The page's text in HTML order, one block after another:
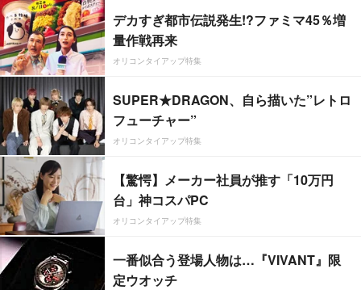
デカすぎ都市伝説発生!?ファミマ45％増
量作戦再来
オリコンタイアップ特集
SUPER★DRAGON、自ら描いた”レトロ
フューチャー”
オリコンタイアップ特集
【驚愕】メーカー社員が推す「10万円
台」神コスパPC
オリコンタイアップ特集
一番似合う登場人物は…『VIVANT』限
定ウオッチ